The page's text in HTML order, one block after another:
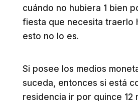
cuándo no hubiera 1 bien
fiesta que necesita traerlo
esto no lo es.
Si posee los medios
suceda, entonces si está
residencia ir por quince 12